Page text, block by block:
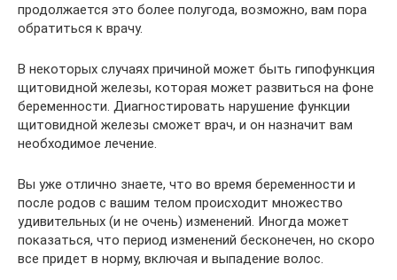
продолжается это более полугода, возможно, вам пора
обратиться к врачу.
В некоторых случаях причиной может быть гипофункция
щитовидной железы, которая может развиться на фоне
беременности. Диагностировать нарушение функции
щитовидной железы сможет врач, и он назначит вам
необходимое лечение.
Вы уже отлично знаете, что во время беременности и
после родов с вашим телом происходит множество
удивительных (и не очень) изменений. Иногда может
показаться, что период изменений бесконечен, но скоро
все придет в норму, включая и выпадение волос.